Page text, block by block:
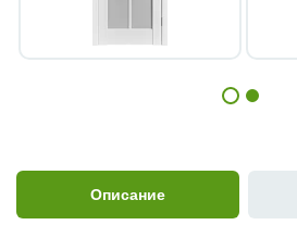
Описание